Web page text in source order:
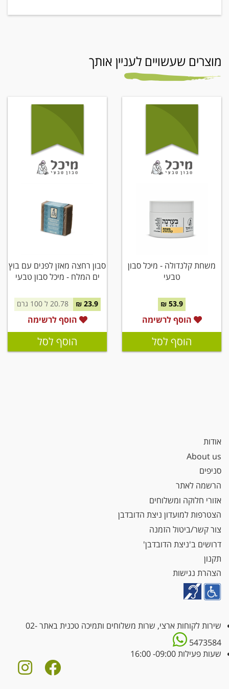
מוצרים שעשויים לעניין אותך
משחת קלנדולה - מיכל סבון
טבעי
53.9 ₪
הוסף לרשימה
הוסף לסל
סבון רחצה מאזן לפנים עם בוץ
ים המלח - מיכל סבון טבעי
23.9 ₪ 20.78 ל 100 גרם
הוסף לרשימה
הוסף לסל
אודות
About us
סניפים
הרשמה לאתר
אזורי חלוקה ומשלוחים
הצטרפות למועדון ניצת הדובדבן
צור קשר/ביטול הזמנה
דרושים ב'ניצת הדובדבן'
תקנון
הצהרת נגישות
שירות לקוחות ארצי, שרות משלוחים ותמיכה טכנית באתר02-
5473584
שעות פעילות 09:00- 16:00